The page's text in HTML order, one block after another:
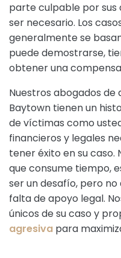
parte culpable por sus
ser necesario. Los
generalmente se
puede demostrarse,
obtener una
Nuestros abogados
Baytown tienen un
de víctimas como
financieros y legales
tener éxito en su
que consume tiempo,
ser un desafío, pero
falta de apoyo legal.
únicos de su caso y
agresiva para